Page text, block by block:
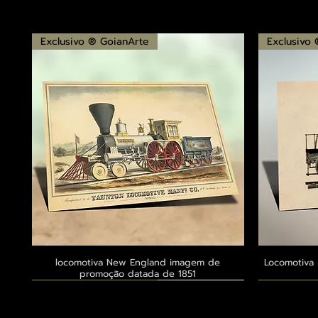
Visualização rápida
Exclusivo ® GoianArte
locomotiva New England imagem de
promoção datada de 1851
Exclusivo